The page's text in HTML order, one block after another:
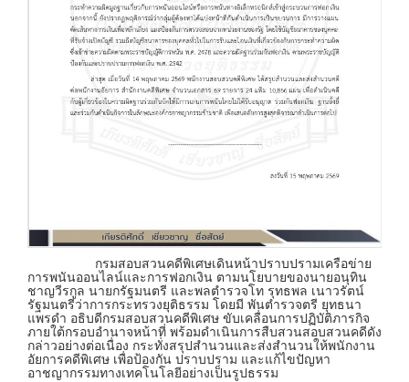
กรมสอบสวนคดีพิเศษเดินหน้าปราบปรามเครือข่าย
การพนันออนไลน์และการฟอกเงิน ตามนโยบายของนายอนุทิน
ชาญวีรกูล นายกรัฐมนตรี และพลตำรวจโท รุทธพล เนาวรัตน์
รัฐมนตรีว่าการกระทรวงยุติธรรม โดยมี พันตำรวจตรี ยุทธนา
แพรดำ อธิบดีกรมสอบสวนคดีพิเศษ ขับเคลื่อนการปฏิบัติภารกิจ
ภายใต้กรอบอำนาจหน้าที่ พร้อมดำเนินการสืบสวนสอบสวนคดีดัง
กล่าวอย่างต่อเนื่อง กระทั่งสรุปสำนวนและส่งสำนวนให้พนักงาน
อัยการคดีพิเศษ เพื่อป้องกัน ปราบปราม และแก้ไขปัญหา
อาชญากรรมทางเทคโนโลยีอย่างเป็นรูปธรรม